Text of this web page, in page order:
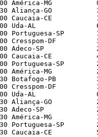
América-MG
Aliança-GO
Caucaia-CE
Uda-AL               6-
Portuguesa-SP
Cresspom-DF
Adeco-SP
Caucaia-CE
Portuguesa-SP
América-MG
Botafogo-PB
Cresspom-DF
Uda-AL
Aliança-GO
Adeco-SP
América-MG
Portuguesa-SP
Caucaia-CE